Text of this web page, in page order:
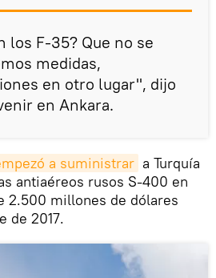
los F-35? Que no se
medidas,
en otro lugar", dijo
en Ankara.
a suministrar a Turquía
antiaéreos rusos S-400 en
2.500 millones de dólares
de 2017.